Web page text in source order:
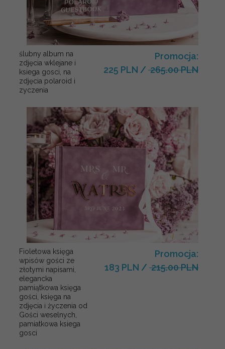
ślubny album na
zdjęcia wklejane i
ksiega gosci, na
zdjęcia polaroid i
zyczenia
Promocja:
225 PLN / 265.00 PLN
Fioletowa księga
wpisów gości ze
złotymi napisami,
elegancka
pamiątkowa księga
gości, księga na
zdjęcia i życzenia od
Gości weselnych,
pamiatkowa ksiega
gosci
Promocja:
183 PLN / 215.00 PLN